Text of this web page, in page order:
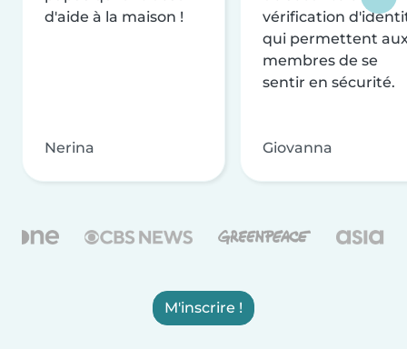
d'aide à la maison !
Nerina
vérification
qui permettent
membres de se
sentir en sécurité.
Giovanna
M'inscrire !